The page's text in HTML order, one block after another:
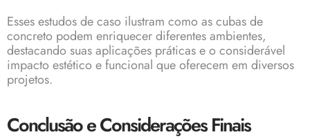
Esses estudos de caso ilustram como as cubas de
concreto podem enriquecer diferentes ambientes,
destacando suas aplicações práticas e o considerável
impacto estético e funcional que oferecem em diversos
projetos.
Conclusão e Considerações Finais